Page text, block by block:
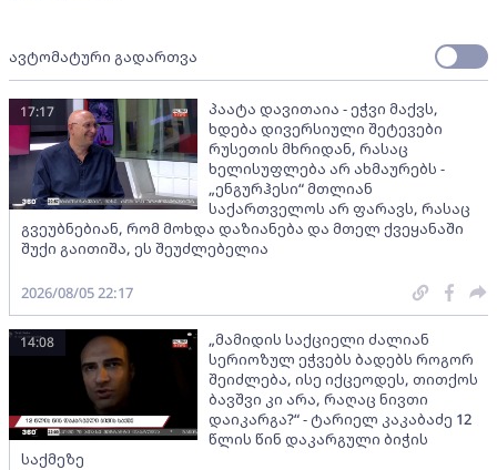
ავტომატური გადართვა
პაატა დავითაია - ეჭვი მაქვს,
ხდება დივერსიული შეტევები
რუსეთის მხრიდან, რასაც
ხელისუფლება არ ახმაურებს -
„ენგურჰესი“ მთლიან
საქართველოს არ ფარავს, რასაც
გვეუბნებიან, რომ მოხდა დაზიანება და მთელ ქვეყანაში
შუქი გაითიშა, ეს შეუძლებელია
17:17
2026/08/05 22:17
„მამიდის საქციელი ძალიან
სერიოზულ ეჭვებს ბადებს როგორ
შეიძლება, ისე იქცეოდეს, თითქოს
ბავშვი კი არა, რაღაც ნივთი
დაიკარგა?“ - ტარიელ კაკაბაძე 12
წლის წინ დაკარგული ბიჭის
საქმეზე
14:08